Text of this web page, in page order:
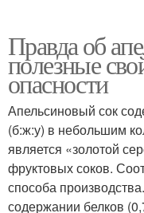
Правда об
полезные
опасности
Апельсиновый сок
(б:ж:у) в небольшим
является «золотой
фруктовых соков.
способа
содержании белков